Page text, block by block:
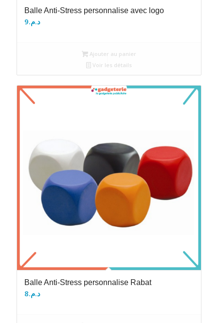
Balle Anti-Stress personnalise avec logo
د.م.9
Ajouter au panier
Voir les détails
Balle Anti-Stress personnalise Rabat
د.م.8